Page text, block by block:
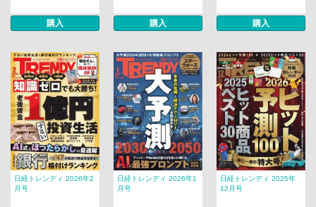
購入 購入 購入
日経トレンディ 2026年2
月号
日経トレンディ 2026年1
月号
日経トレンディ 2025年
12月号